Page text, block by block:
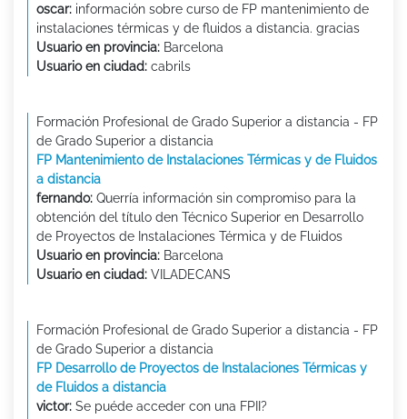
oscar: información sobre curso de FP mantenimiento de
instalaciones térmicas y de fluidos a distancia. gracias
Usuario en provincia: Barcelona
Usuario en ciudad: cabrils
Formación Profesional de Grado Superior a distancia - FP
de Grado Superior a distancia
FP Mantenimiento de Instalaciones Térmicas y de Fluidos
a distancia
fernando: Querría información sin compromiso para la
obtención del título den Técnico Superior en Desarrollo
de Proyectos de Instalaciones Térmica y de Fluidos
Usuario en provincia: Barcelona
Usuario en ciudad: VILADECANS
Formación Profesional de Grado Superior a distancia - FP
de Grado Superior a distancia
FP Desarrollo de Proyectos de Instalaciones Térmicas y
de Fluidos a distancia
victor: Se puéde acceder con una FPII?